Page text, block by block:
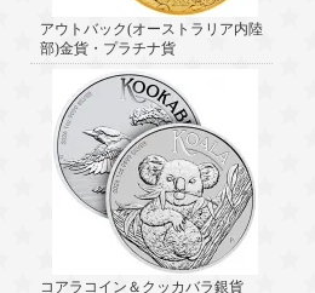
アウトバック(オーストラリア内陸
部)金貨・プラチナ貨
コアラコイン＆クッカバラ銀貨